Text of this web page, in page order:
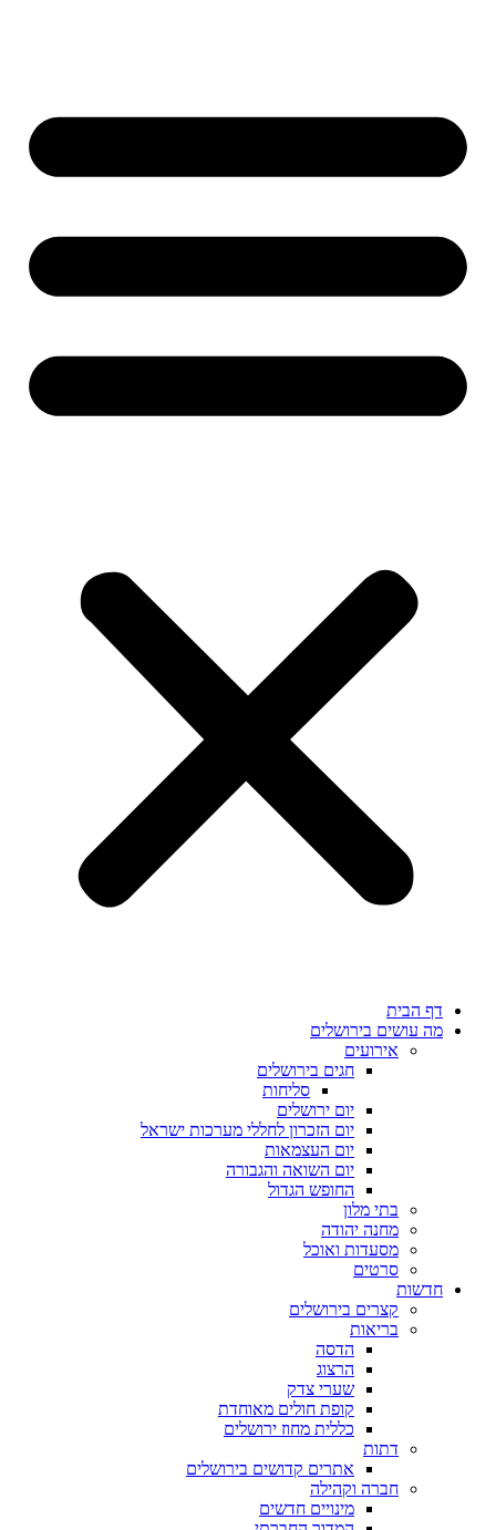
דף הבית
מה עושים בירושלים
אירועים
חגים בירושלים
סליחות
יום ירושלים
יום הזכרון לחללי מערכות ישראל
יום העצמאות
יום השואה והגבורה
החופש הגדול
בתי מלון
מחנה יהודה
מסעדות ואוכל
סרטים
חדשות
קצרים בירושלים
בריאות
הדסה
הרצוג
שערי צדק
קופת חולים מאוחדת
כללית מחוז ירושלים
דתות
אתרים קדושים בירושלים
חברה וקהילה
מינויים חדשים